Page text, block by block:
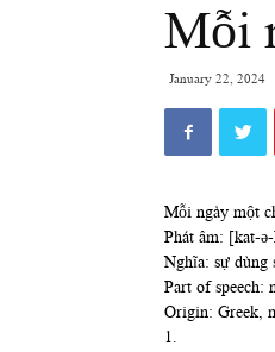
Mỗi
January 22, 2024
Mỗi ngày một
Phát âm: [kat-
Nghĩa: sự dùng
Part of speech:
Origin: Greek,
1.